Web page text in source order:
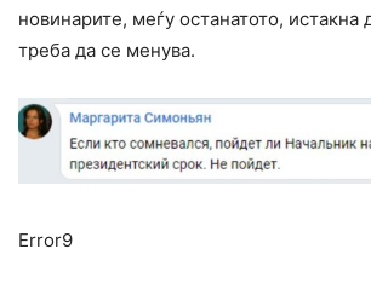
новинарите, меѓу останатото, истакна
треба да се менува.
Error9